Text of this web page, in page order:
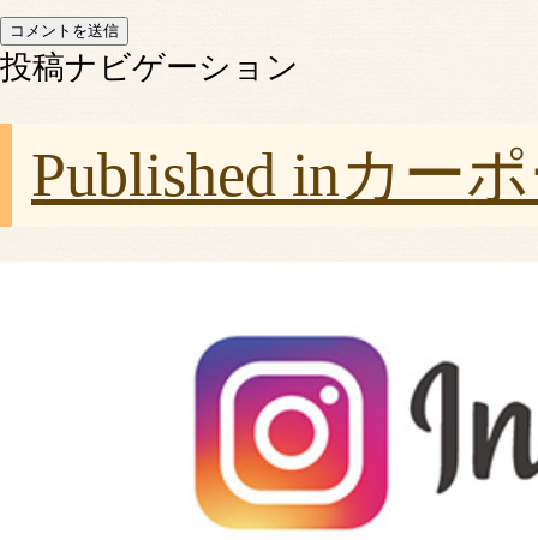
投稿ナビゲーション
Published inカー